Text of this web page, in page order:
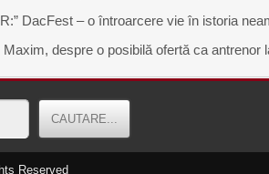
DacFest – o întroarcere vie în istoria
despre o posibilă ofertă ca antrenor
Reserved